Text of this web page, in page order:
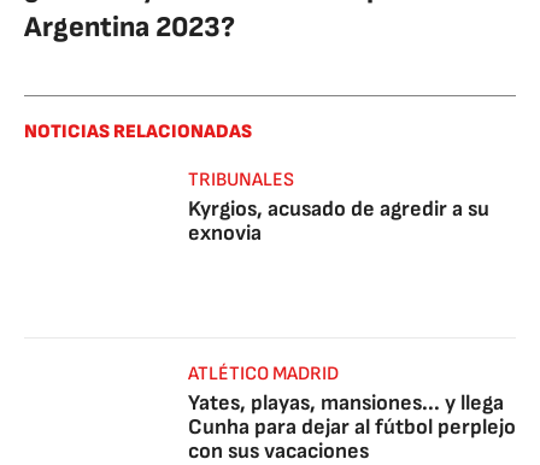
Argentina 2023?
NOTICIAS RELACIONADAS
TRIBUNALES
Kyrgios, acusado de agredir a su
exnovia
ATLÉTICO MADRID
Yates, playas, mansiones... y llega
Cunha para dejar al fútbol perplejo
con sus vacaciones